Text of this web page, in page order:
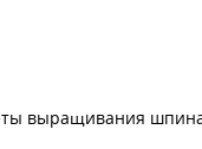
выращивания